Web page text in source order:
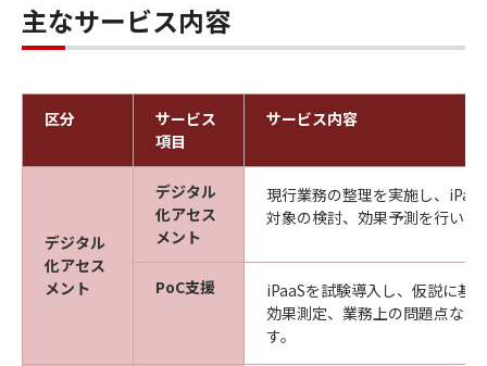
主なサービス内容
区分
サービス
項目
サービス内容
デジタル
化アセス
メント
デジタル
化アセス
メント
現行業務の整理を実施し、
対象の検討、効果予測を行いま
PoC支援
iPaaSを試験導入し、仮説に基
効果測定、業務上の問題点など
す。